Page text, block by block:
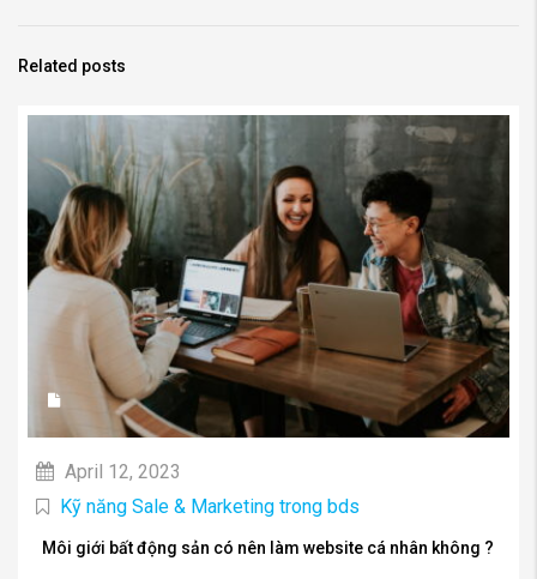
Related posts
April 12, 2023
Kỹ năng Sale & Marketing trong bds
Môi giới bất động sản có nên làm website cá nhân không ?